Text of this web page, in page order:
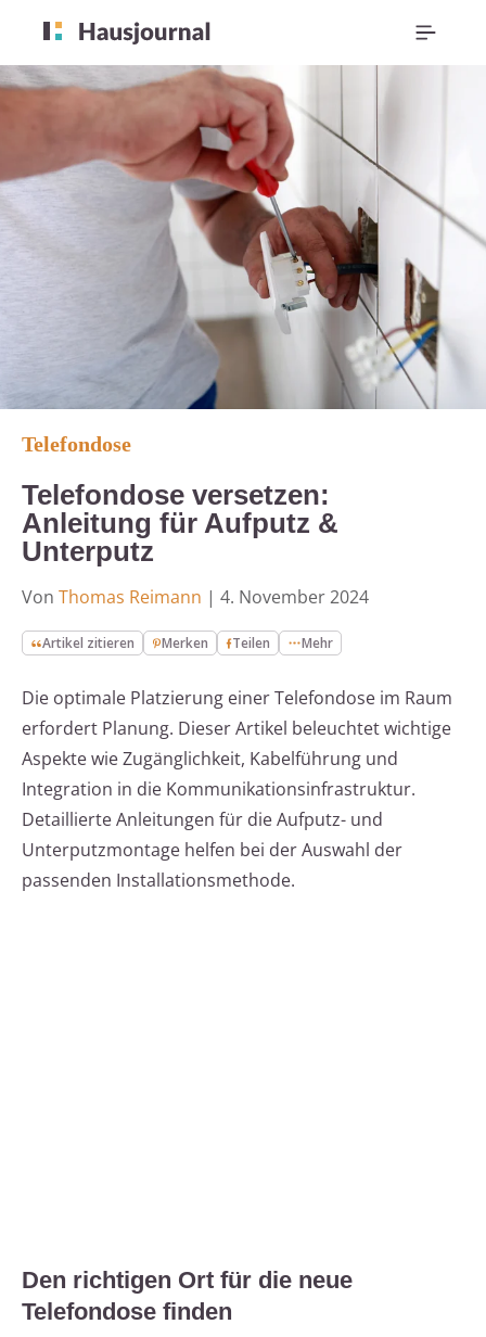
Telefondose
Telefondose versetzen:
Anleitung für Aufputz &
Unterputz
Von Thomas Reimann | 4. November 2024
Artikel zitieren Merken Teilen Mehr
Die optimale Platzierung einer Telefondose im Raum
erfordert Planung. Dieser Artikel beleuchtet wichtige
Aspekte wie Zugänglichkeit, Kabelführung und
Integration in die Kommunikationsinfrastruktur.
Detaillierte Anleitungen für die Aufputz- und
Unterputzmontage helfen bei der Auswahl der
passenden Installationsmethode.
Den richtigen Ort für die neue
Telefondose finden